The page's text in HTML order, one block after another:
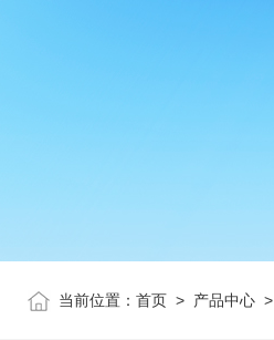
当前位置： 首页 > 产品中心 >